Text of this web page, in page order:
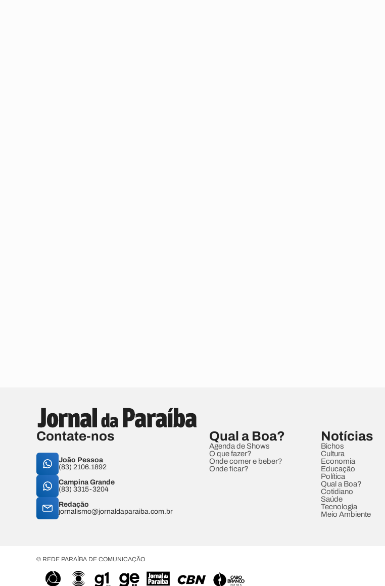
Contate-nos
João Pessoa
(83) 2106.1892
Campina Grande
(83) 3315-3204
Redação
jornalismo@jornaldaparaiba.com.br
Qual a Boa?
Agenda de Shows
O que fazer?
Onde comer e beber?
Onde ficar?
Notícias
Bichos
Cultura
Economia
Educação
Política
Qual a Boa?
Cotidiano
Saúde
Tecnologia
Meio Ambiente
© REDE PARAÍBA DE COMUNICAÇÃO